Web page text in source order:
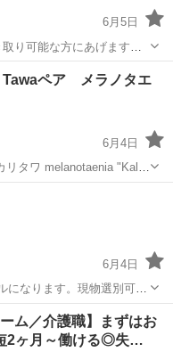
6月5日
り可能な方にあげます。
ダメージ激しい物は残してok! 早い物勝ち！ トラック必要と思います
ペア メラノタエ
6月4日
タワ melanotaenia "Kali
す。 サイズ約3センチ
6月4日
なります。現物選別可能
ラインシュリンプ 発送
れば配達での取り引きで
キンペコ
ム／介護職】まずはお
2ヶ月～働ける◎失…